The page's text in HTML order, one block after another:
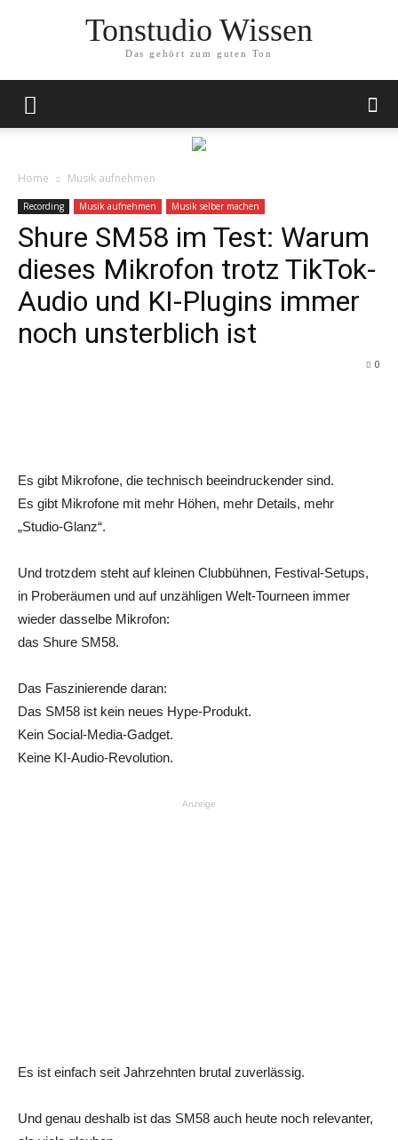
Tonstudio Wissen
Das gehört zum guten Ton
Home Musik aufnehmen
Recording Musik aufnehmen Musik selber machen
Shure SM58 im Test: Warum
dieses Mikrofon trotz TikTok-
Audio und KI-Plugins immer
noch unsterblich ist
0
Es gibt Mikrofone, die technisch beeindruckender sind.
Es gibt Mikrofone mit mehr Höhen, mehr Details, mehr
„Studio-Glanz“.
Und trotzdem steht auf kleinen Clubbühnen, Festival-Setups,
in Proberäumen und auf unzähligen Welt-Tourneen immer
wieder dasselbe Mikrofon:
das Shure SM58.
Das Faszinierende daran:
Das SM58 ist kein neues Hype-Produkt.
Kein Social-Media-Gadget.
Keine KI-Audio-Revolution.
Anzeige
Es ist einfach seit Jahrzehnten brutal zuverlässig.
Und genau deshalb ist das SM58 auch heute noch relevanter,